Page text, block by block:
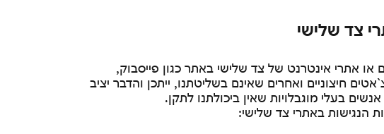
צד שלישי
אתרי אינטרנט של צד שלישי באתר כגון פייסבוק,
חיצוניים ואחרים שאינם בשליטתנו, ייתכן והדבר יציב
בעלי מוגבלויות שאין ביכולתנו לתקן.
הנגישות באתרי צד שלישי: